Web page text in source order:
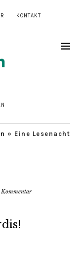
KONTAKT
» Eine Lesenacht
Kommentar